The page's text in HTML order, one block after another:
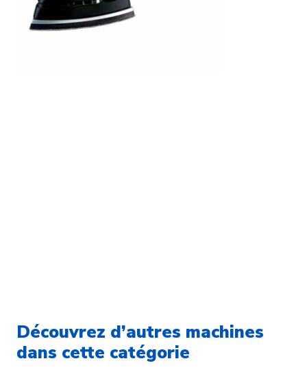
Découvrez d’autres machines
dans cette catégorie